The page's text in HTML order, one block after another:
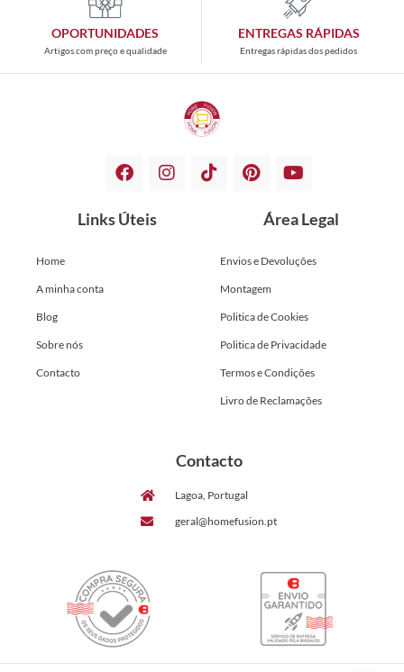
OPORTUNIDADES
Artigos com preço e qualidade
ENTREGAS RÁPIDAS
Entregas rápidas dos pedidos
Links Úteis
Home
A minha conta
Blog
Sobre nós
Contacto
Área Legal
Envios e Devoluções
Montagem
Politica de Cookies
Politica de Privacidade
Termos e Condições
Livro de Reclamações
Contacto
Lagoa, Portugal
geral@homefusion.pt